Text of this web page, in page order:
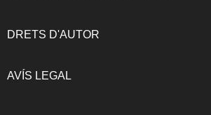
DRETS D'AUTOR
AVÍS LEGAL